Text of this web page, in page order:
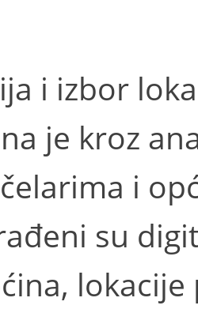
i izbor
je kroz
i
su